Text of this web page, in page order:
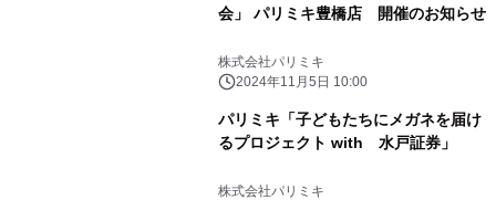
会」 パリミキ豊橋店 開催のお知らせ
株式会社パリミキ
2024年11月5日 10:00
パリミキ「子どもたちにメガネを届け
るプロジェクト with 水戸証券」
株式会社パリミキ